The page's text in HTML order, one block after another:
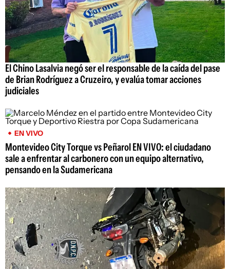
El Chino Lasalvia negó ser el responsable de la caída del pase
de Brian Rodríguez a Cruzeiro, y evalúa tomar acciones
judiciales
EN VIVO
Montevideo City Torque vs Peñarol EN VIVO: el ciudadano
sale a enfrentar al carbonero con un equipo alternativo,
pensando en la Sudamericana